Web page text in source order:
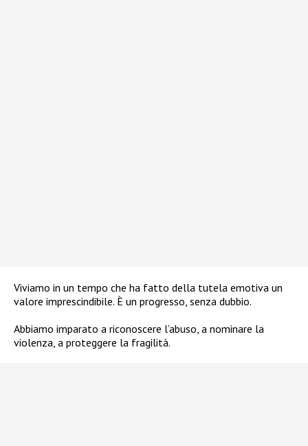
Viviamo in un tempo che ha fatto della tutela emotiva un
valore imprescindibile. È un progresso, senza dubbio.
Abbiamo imparato a riconoscere l’abuso, a nominare la
violenza, a proteggere la fragilità.